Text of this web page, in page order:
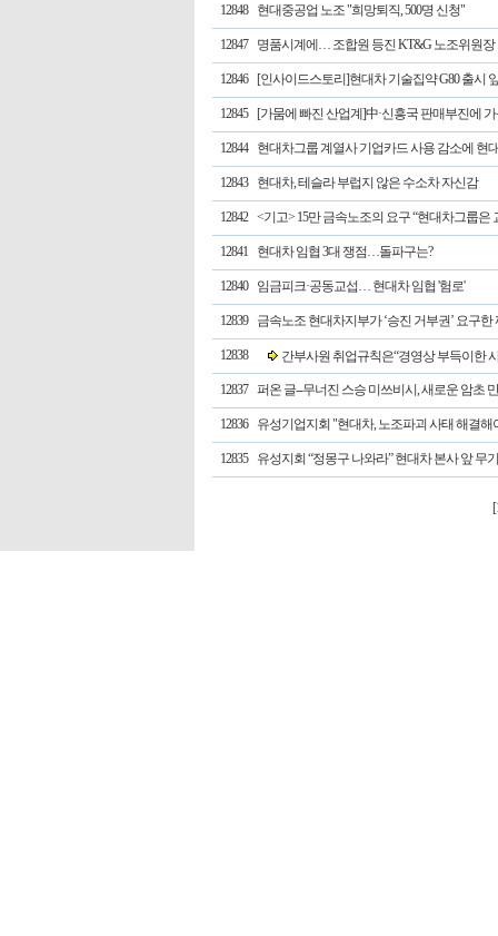
12848 현대중공업 노조 "희망퇴직, 500명 신청"
12847 명품시계에… 조합원 등진 KT&G 노조위원장
12846 [인사이드스토리]현대차 기술집약 G80 출시
12845 [가뭄에 빠진 산업계]中·신흥국 판매부진에
12844 현대차그룹 계열사 기업카드 사용 감소에 현
12843 현대차, 테슬라 부럽지 않은 수소차 자신감
12842 <기고> 15만 금속노조의 요구 “현대차그룹
12841 현대차 임협 3대 쟁점…돌파구는?
12840 임금피크·공동교섭… 현대차 임협 '험로'
12839 금속노조 현대차지부가 ‘승진 거부권’ 요구한
12838 간부사원 취업규칙은“경영상 부득이한
12837 퍼온 글--무너진 스승 미쓰비시, 새로운 암초
12836 유성기업지회 "현대차, 노조파괴 사태 해결해
12835 유성지회 “정몽구 나와라” 현대차 본사 앞 무